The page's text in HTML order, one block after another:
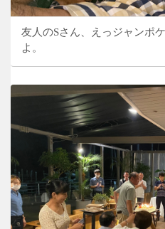
友人のSさん、えっジャンポ
よ。